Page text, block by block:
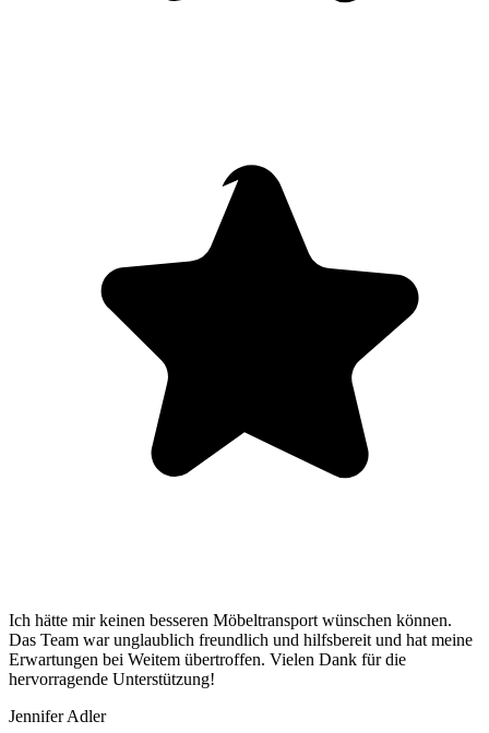
Ich hätte mir keinen besseren Möbeltransport wünschen können.
Das Team war unglaublich freundlich und hilfsbereit und hat meine
Erwartungen bei Weitem übertroffen. Vielen Dank für die
hervorragende Unterstützung!
Jennifer Adler